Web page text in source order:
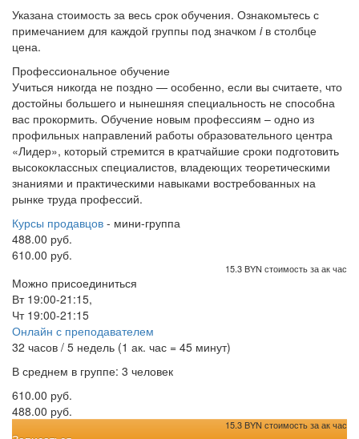
Указана стоимость за весь срок обучения. Ознакомьтесь с
примечанием для каждой группы под значком iв столбце
цена.
Профессиональное обучение
Учиться никогда не поздно — особенно, если вы считаете, что
достойны большего и нынешняя специальность не способна
вас прокормить. Обучение новым профессиям – одно из
профильных направлений работы образовательного центра
«Лидер», который стремится в кратчайшие сроки подготовить
высококлассных специалистов, владеющих теоретическими
знаниями и практическими навыками востребованных на
рынке труда профессий.
Курсы продавцов - мини-группа
488.00 руб.
610.00 руб.
15.3 BYN стоимость за ак час
Можно присоединиться
Вт 19:00-21:15,
Чт 19:00-21:15
Онлайн с преподавателем
32 часов / 5 недель (1 ак. час = 45 минут)
В среднем в группе: 3 человек
610.00 руб.
488.00 руб.
15.3 BYN стоимость за ак час